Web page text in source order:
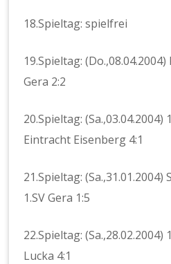
18.Spieltag: spielfrei
19.Spieltag:
Gera 2:2
20.Spieltag: (Sa.,03.04.2004)
Eintracht Eisenberg 4:1
21.Spieltag:
1.SV Gera 1:5
22.Spieltag: (Sa.,28.02.2004)
Lucka 4:1